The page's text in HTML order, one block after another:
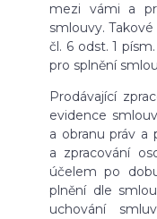
mezi vámi a
smlouvy.
čl. 6 odst. 1
pro splnění
Prodávající
evidence
a obranu práv a
a zpracování
účelem po
plnění dle
uchování